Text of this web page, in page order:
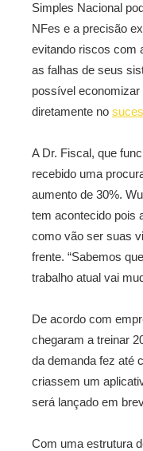
Simples Nacional
NFes e a precisão
evitando riscos com
as falhas de seus
possível
diretamente no
A Dr. Fiscal, que
recebido uma
aumento de 30%.
tem acontecido pois
como vão ser suas
frente. “Sabemos
trabalho atual vai
De acordo com
chegaram a treinar
da demanda fez até
criassem um
será lançado em
Com uma estrutura